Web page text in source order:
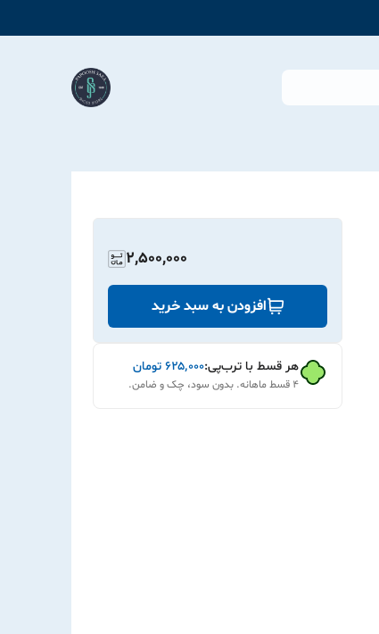
2,500,000
افزودن به سبد خرید
هر قسط با ترب‌پی:۶۲۵٬۰۰۰ تومان
۴ قسط ماهانه. بدون سود، چک و ضامن.